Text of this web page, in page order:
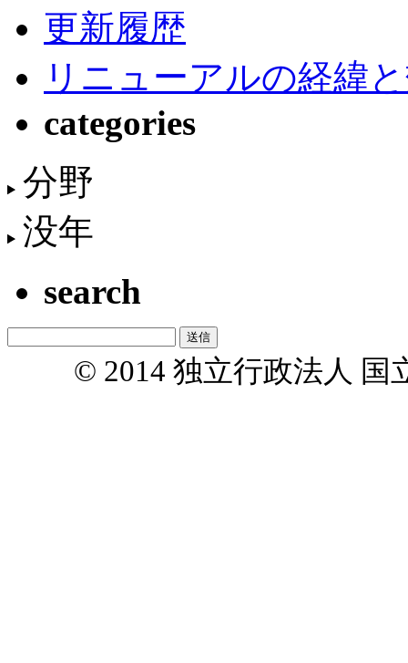
更新履歴
リニューアルの経緯
categories
分野
没年
search
© 2014 独立行政法人 国